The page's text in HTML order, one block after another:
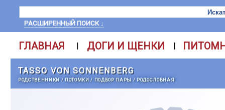
РАСШИРЕННЫЙ ПОИСК ↓
ГЛАВНАЯ | ДОГИ И ЩЕНКИ |
TASSO VON SONNENBERG
РОДСТВЕННИКИ / ПОТОМКИ/ ПОДБОР ПАРЫ / РОДОСЛОВНАЯ